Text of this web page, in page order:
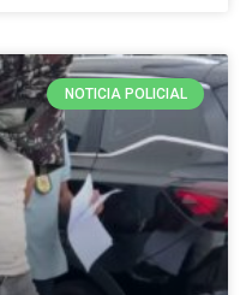
NOTICIA POLICIAL